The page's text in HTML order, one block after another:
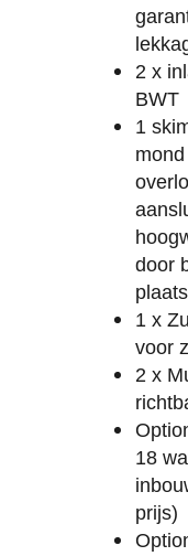
2 x
BWT
1
door
1 x
voor
2 x
18
prijs)